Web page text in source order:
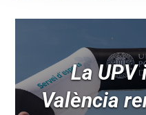
La UPV
València